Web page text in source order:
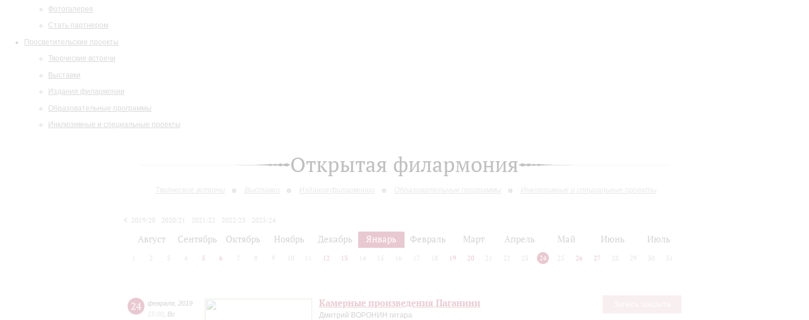
Фотогалерея
Стать партнером
Просветительские проекты
Творческие встречи
Выставки
Издания филармонии
Образовательные программы
Инклюзивные и специальные проекты
Открытая филармония
Творческие встречи Выставки Издания филармонии Образовательные программы Инклюзивные и специальные проекты
2019/20 2020/21 2021/22 2022/23
2023/24
Август Сентябрь Октябрь Ноябрь Декабрь Январь Февраль Март Апрель Май Июнь Июль
2 3 4 5 6 7 8 9 10 12 13 14 15 16 17 18 19 20 21 22 23 24 25 26 27 28 29 30 31
24 февраля 2019
15:00 Вс
Камерные произведения Паганини
Дмитрий ВОРОНИН гитара